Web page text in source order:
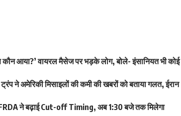
आया?’ वायरल मैसेज पर भड़के लोग, बोले- इंसानियत भी कोई
ने अमेरिकी मिसाइलों की कमी की खबरों को बताया गलत, ईरान
ने बढ़ाई Cut-off Timing, अब 1:30 बजे तक मिलेगा